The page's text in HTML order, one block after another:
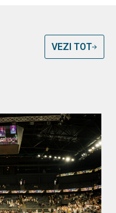
VEZI TOT